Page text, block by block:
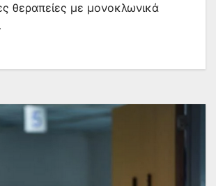
θεραπείες με μονοκλωνικά